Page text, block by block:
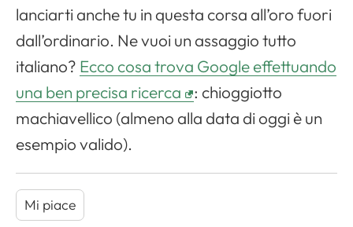
lanciarti anche tu in questa corsa all’oro fuori
dall’ordinario. Ne vuoi un assaggio tutto
italiano? Ecco cosa trova Google effettuando
una ben precisa ricerca
: chioggiotto
machiavellico (almeno alla data di oggi è un
esempio valido).
Mi piace